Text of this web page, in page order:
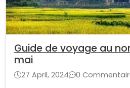
Guide de voyage au
mai
27 April, 2024
0